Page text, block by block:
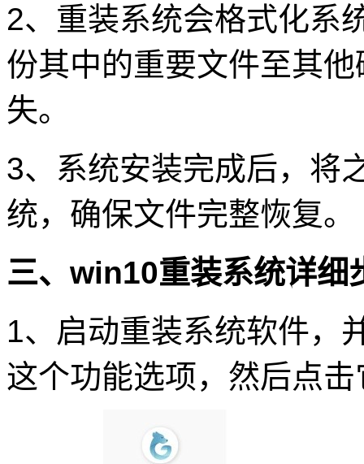
2、重装系统会格式化系
份其中的重要文件至其
失。
3、系统安装完成后，将
统，确保文件完整恢复。
三、win10重装系统详细
1、启动重装系统软件，
这个功能选项，然后点击